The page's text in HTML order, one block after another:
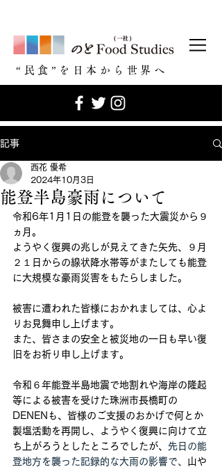
​“民食”を日本から世界へ
記事
能登半島豪雨について
西花 優希
2024年10月3日
令和6年1月1日の能登を襲った大震災から９
ヵ月。
ようやく復興の兆しが見えてきた矢先、９月
２１日からの線状降水帯等がまたしても能登
に大規模な豪雨災害をもたらしました。
被害に遭われた皆様におかれましては、心よ
りお見舞申し上げます。
また、皆さまの安全と被災地の一日も早い復
旧をお祈り申し上げます。
令和６年能登半島地震で地割れや海岸の隆起
等による被害を受けた珠洲市長橋町の
DENENも、皆様のご支援のおかげで何とか
製塩活動を再開し、ようやく復興に向けて立
ち上がろうとしたところでしたが、 先日の能
登地方を襲った記録的な大雨の影響で、 山や